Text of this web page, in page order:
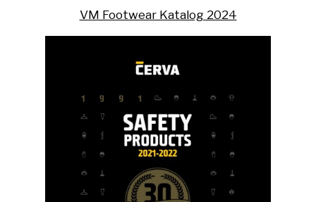
VM Footwear Katalog 2024